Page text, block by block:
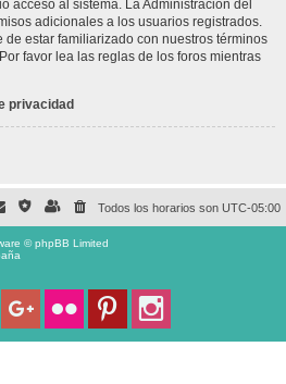
acceso al sistema. La Administración del
adicionales a los usuarios registrados.
estar familiarizado con nuestros términos
favor lea las reglas de los foros mientras
privacidad
Todos los horarios son UTC-05:00
© phpBB Limited